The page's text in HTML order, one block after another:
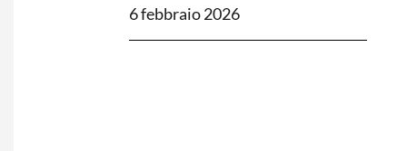
6 febbraio 2026